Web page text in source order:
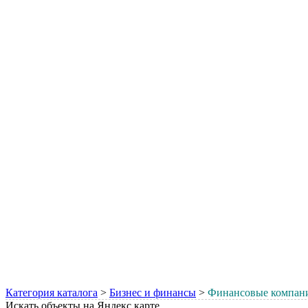
Категория каталога > Бизнес и финансы > Финансовые
Искать объекты на Яндекс карте